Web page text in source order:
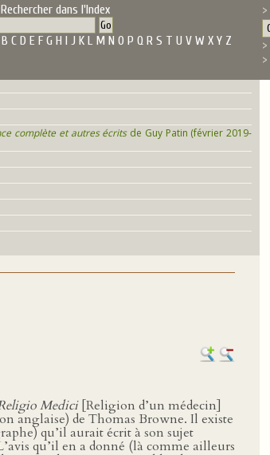
Rechercher dans l'Index
B C D E F G H I J K L M N O P Q R S T U V W X Y Z